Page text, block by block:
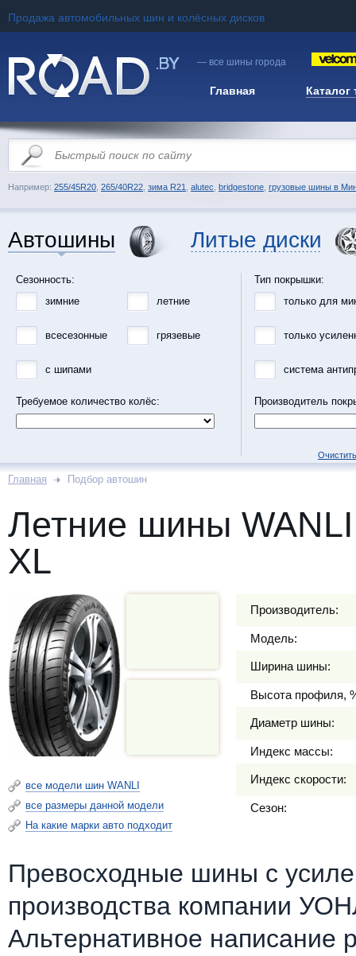
Продажа автомобильных шин и колёсных дисков
— все шины города
Главная Каталог
Например: 255/45R20 265/40R22 зима R21 alutec bridgestone грузовые шины в
Автошины Литые диски
Сезонность:
зимние
летние
всесезонные грязевые
с шипами
Требуемое количество колёс:
Тип покрышки:
только для
только
система
Производитель
Главная Подбор автошин
Летние шины
XL
все модели шин WANLI
все размеры данной модели
На какие марки авто подходит
Производитель:
Модель:
Ширина шины:
Высота профиля,
Диаметр шины:
Индекс массы:
Индекс скорости:
Сезон:
Превосходные шины c
производства компании
Альтернативное написание